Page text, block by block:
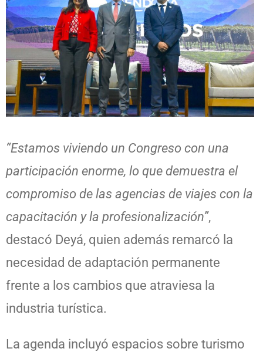
“Estamos viviendo un Congreso con una
participación enorme, lo que demuestra el
compromiso de las agencias de viajes con la
capacitación y la profesionalización”,
destacó Deyá, quien además remarcó la
necesidad de adaptación permanente
frente a los cambios que atraviesa la
industria turística.
La agenda incluyó espacios sobre turismo